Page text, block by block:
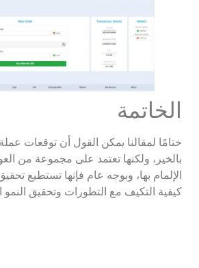
الخاتمة
بالخير، ولكنها تعتمد على مجموعة من
الإلمام بها، وبوجه عام فإنها تستطيع
كيفية التكيف مع التطورات وتحقيق النمو